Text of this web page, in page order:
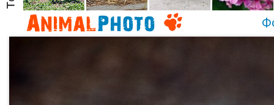
Насекомое
Коты Lebert Дикие птицы Утка